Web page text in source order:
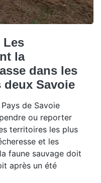
Les
la
dans les
deux Savoie
de Savoie
ou reporter
territoires les plus
et les
faune sauvage doit
après un été